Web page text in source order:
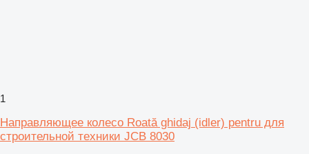
1
Направляющее колесо Roată ghidaj (idler) pentru для
строительной техники JCB 8030